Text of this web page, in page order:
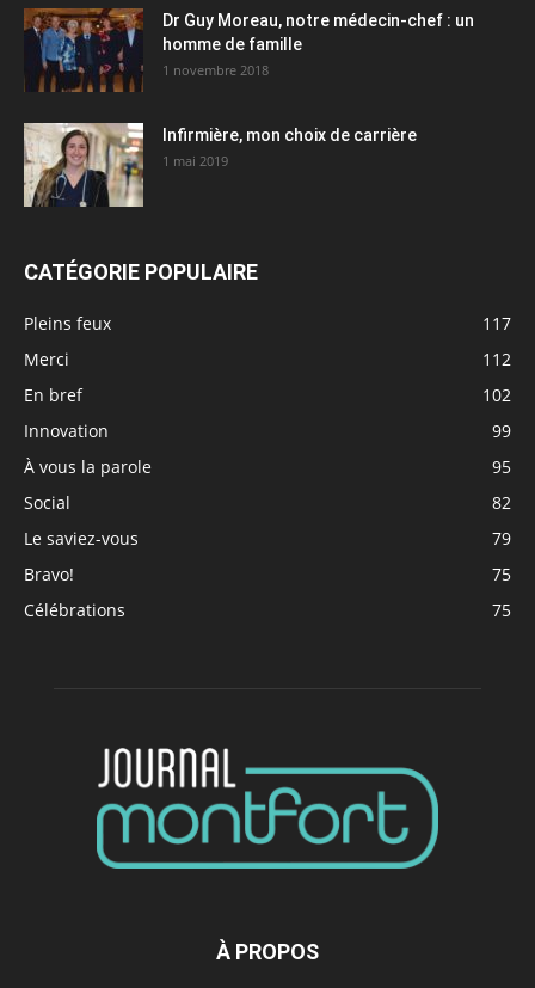
Dr Guy Moreau, notre médecin-chef : un
homme de famille
1 novembre 2018
Infirmière, mon choix de carrière
1 mai 2019
CATÉGORIE POPULAIRE
Pleins feux
117
Merci
112
En bref
102
Innovation
99
À vous la parole
95
Social
82
Le saviez-vous
79
Bravo!
75
Célébrations
75
À PROPOS